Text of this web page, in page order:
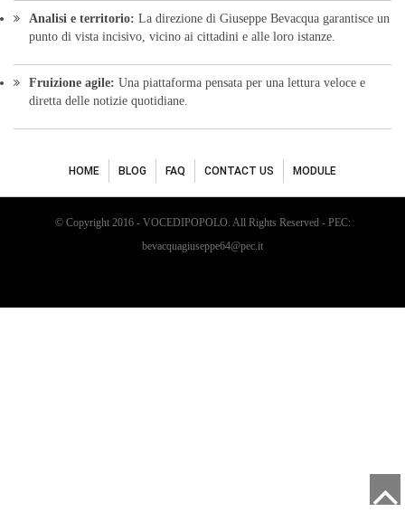
Analisi e territorio: La direzione di Giuseppe Bevacqua garantisce un
punto di vista incisivo, vicino ai cittadini e alle loro istanze.
Fruizione agile: Una piattaforma pensata per una lettura veloce e
diretta delle notizie quotidiane.
HOME BLOG FAQ CONTACT US MODULE
© Copyright 2016 - VOCEDIPOPOLO. All Rights Reserved - PEC:
bevacquagiuseppe64@pec.it